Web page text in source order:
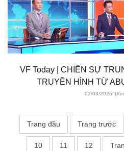
VF Today | CHIẾN SỰ
TRUYỀN HÌNH TỪ
02/03/2026
Trang đầu Trang trước
10 11 12